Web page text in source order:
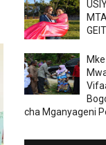
cha Mganyageni